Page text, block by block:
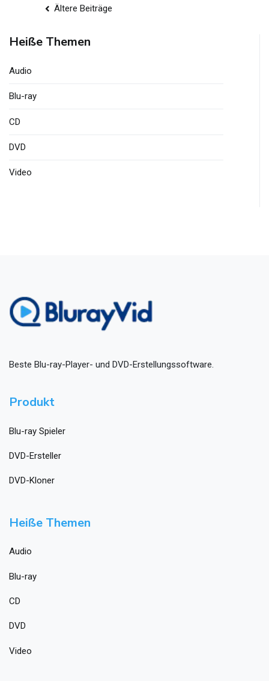
Beitrags-
Navigation
Ältere Beiträge
Heiße Themen
Audio
Blu-ray
CD
DVD
Video
Beste Blu-ray-Player- und DVD-Erstellungssoftware.
Produkt
Blu-ray Spieler
DVD-Ersteller
DVD-Kloner
Heiße Themen
Audio
Blu-ray
CD
DVD
Video